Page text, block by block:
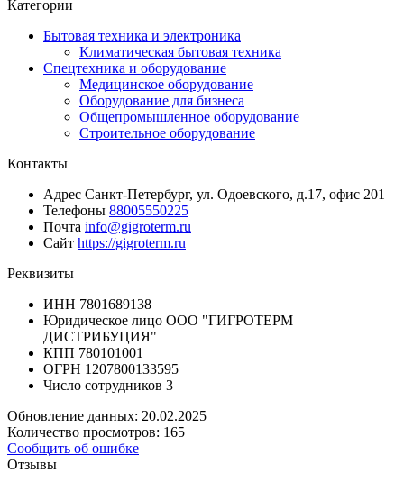
Категории
Бытовая техника и электроника
Климатическая бытовая техника
Спецтехника и оборудование
Медицинское оборудование
Оборудование для бизнеса
Общепромышленное оборудование
Строительное оборудование
Контакты
Адрес Санкт-Петербург, ул. Одоевского, д.17, офис 201
Телефоны 88005550225
Почта info@gigroterm.ru
Сайт https://gigroterm.ru
Реквизиты
ИНН 7801689138
Юридическое лицо ООО "ГИГРОТЕРМ
ДИСТРИБУЦИЯ"
КПП 780101001
ОГРН 1207800133595
Число сотрудников 3
Обновление данных: 20.02.2025
Количество просмотров: 165
Сообщить об ошибке
Отзывы